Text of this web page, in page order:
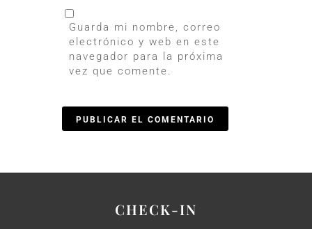
Guarda mi nombre, correo
electrónico y web en este
navegador para la próxima
vez que comente.
CHECK-IN